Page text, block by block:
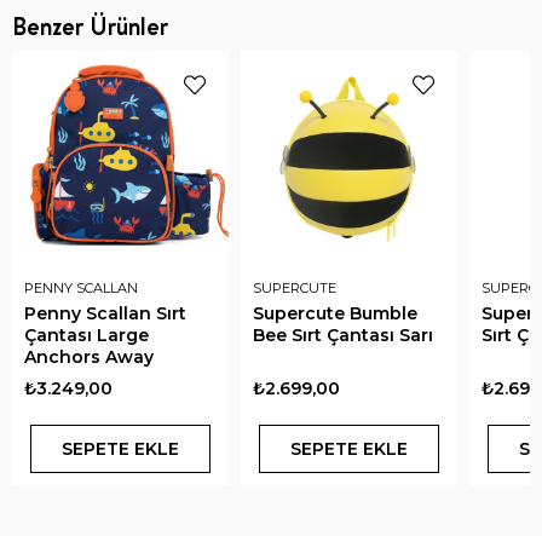
Benzer Ürünler
PENNY SCALLAN
Penny Scallan Sırt
Çantası Large
Anchors Away
₺3.249,00
SEPETE EKLE
SUPERCUTE
Supercute Bumble
Bee Sırt Çantası Sarı
₺2.699,00
SEPETE EKLE
Sırt